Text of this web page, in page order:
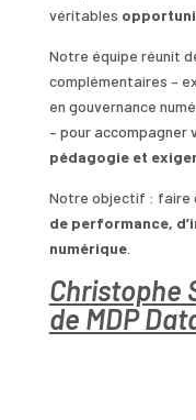
véritables
Notre équipe réunit
complémentaires –
en gouvernance
– pour accompagner
pédagogie et
Notre objectif : faire
de performance,
numérique.
Christophe
de MDP